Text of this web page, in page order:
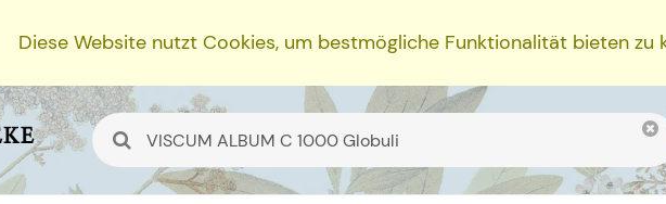
Diese Website nutzt Cookies, um bestmögliche Funktionalität bieten zu